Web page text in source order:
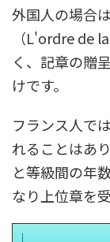
外国人の場合
（L'ordre de
く、記章の贈
けです。
フランス人で
れることはあ
と等級間の年
なり上位章を